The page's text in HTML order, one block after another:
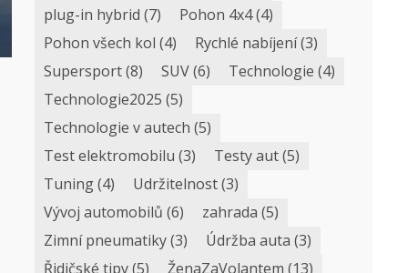
plug-in hybrid (7) Pohon 4x4(4)
Pohon všech kol (4) Rychlé nabíjení(3)
Supersport(8) SUV(6) Technologie (4)
Technologie2025 (5)
Technologie v autech (5)
Test elektromobilu (3) Testy aut(5)
Tuning(4) Udržitelnost(3)
Vývoj automobilů (6) zahrada (5)
Zimní pneumatiky(3) Údržba auta (3)
Řidičské tipy(5) ŽenaZaVolantem (13)